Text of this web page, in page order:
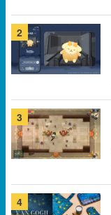
2
3
4